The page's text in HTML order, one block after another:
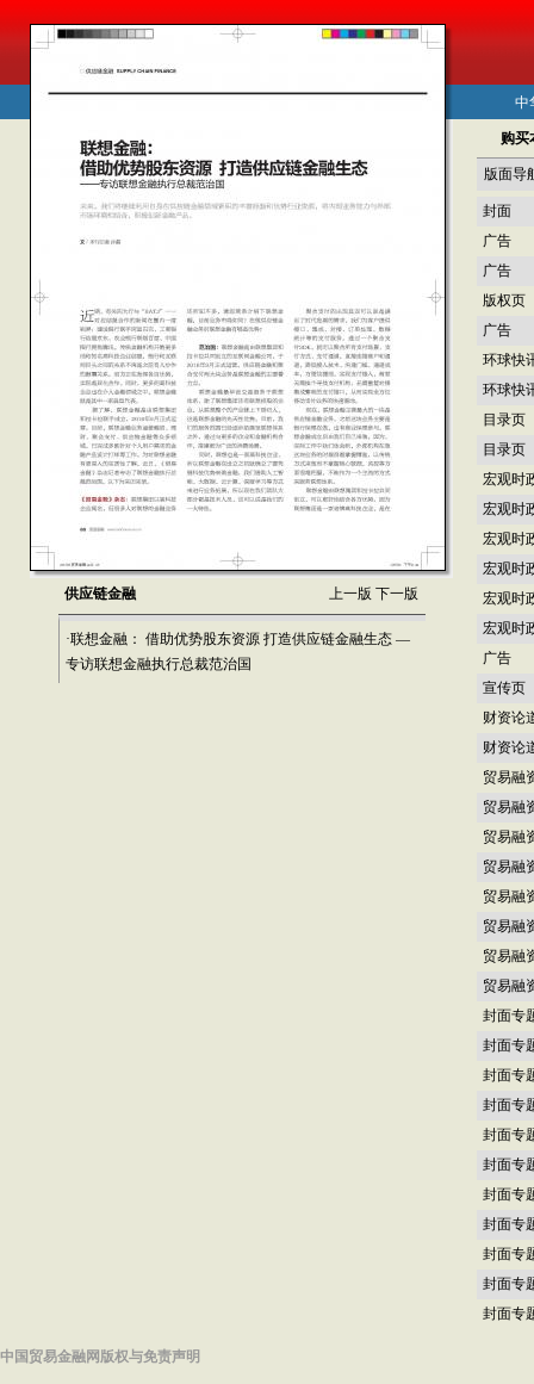
供应链金融 上一版 下一版
·联想金融： 借助优势股东资源 打造供应链金融生态 —
专访联想金融执行总裁范治国
购买
版面导
封面
广告
广告
版权页
广告
环球快
环球快
目录页
目录页
宏观时
宏观时
宏观时
宏观时
宏观时
宏观时
广告
宣传页
财资论
财资论
贸易融
贸易融
贸易融
贸易融
贸易融
贸易融
贸易融
贸易融
封面专
封面专
封面专
封面专
封面专
封面专
封面专
封面专
封面专
封面专
封面专
中国贸易金融网版权与免责声明